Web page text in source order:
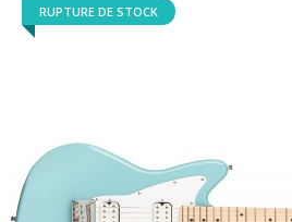
RUPTURE DE STOCK